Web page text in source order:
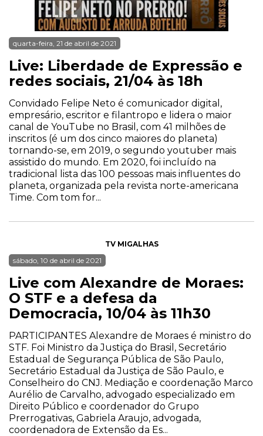
quarta-feira, 21 de abril de 2021
Live: Liberdade de Expressão e
redes sociais, 21/04 às 18h
Convidado Felipe Neto é comunicador digital,
empresário, escritor e filantropo e lidera o maior
canal de YouTube no Brasil, com 41 milhões de
inscritos (é um dos cinco maiores do planeta)
tornando-se, em 2019, o segundo youtuber mais
assistido do mundo. Em 2020, foi incluído na
tradicional lista das 100 pessoas mais influentes do
planeta, organizada pela revista norte-americana
Time. Com tom for...
TV MIGALHAS
sábado, 10 de abril de 2021
Live com Alexandre de Moraes:
O STF e a defesa da
Democracia, 10/04 às 11h30
PARTICIPANTES Alexandre de Moraes é ministro do
STF. Foi Ministro da Justiça do Brasil, Secretário
Estadual de Segurança Pública de São Paulo,
Secretário Estadual da Justiça de São Paulo, e
Conselheiro do CNJ. Mediação e coordenação Marco
Aurélio de Carvalho, advogado especializado em
Direito Público e coordenador do Grupo
Prerrogativas, Gabriela Araujo, advogada,
coordenadora de Extensão da Es...